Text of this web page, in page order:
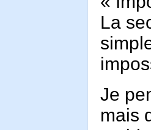
La
Je
mais